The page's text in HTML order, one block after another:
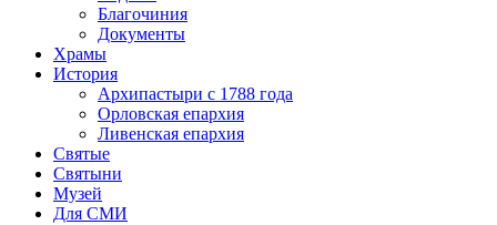
Благочиния
Документы
Храмы
История
Архипастыри с 1788 года
Орловская епархия
Ливенская епархия
Святые
Святыни
Музей
Для СМИ